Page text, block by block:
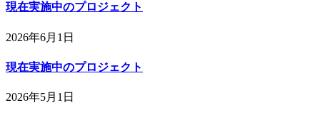
現在実施中のプロジェクト
2026年6月1日
現在実施中のプロジェクト
2026年5月1日